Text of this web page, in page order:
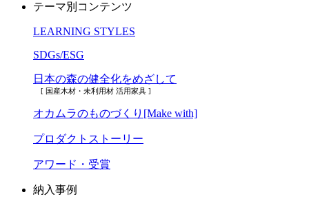
テーマ別コンテンツ
LEARNING STYLES
SDGs/ESG
日本の森の健全化をめざして
[ 国産木材・未利用材 活用家具 ]
オカムラのものづくり[Make with]
プロダクトストーリー
アワード・受賞
納入事例